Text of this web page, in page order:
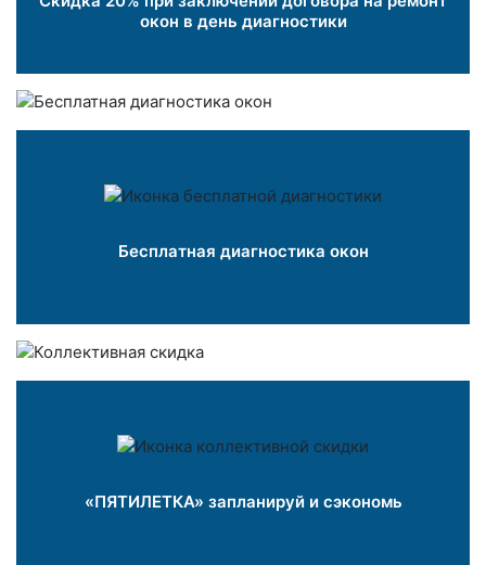
окон в день диагностики
Бесплатная диагностика окон
«ПЯТИЛЕТКА» запланируй и сэкономь